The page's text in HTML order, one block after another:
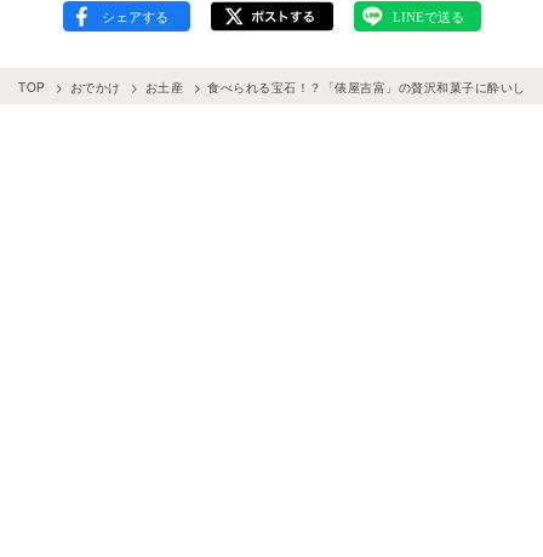
TOP おでかけ お土産 食べられる宝石！？「俵屋吉富」の贅沢和菓子に酔いしれ